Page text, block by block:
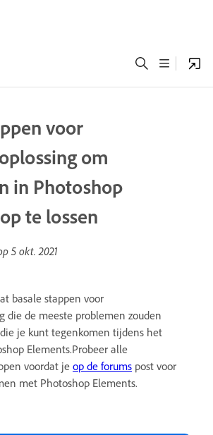
voor
om
in Photoshop
te lossen
5 okt. 2021
basale stappen voor
die de meeste problemen zouden
je kunt tegenkomen tijdens het
Elements.Probeer alle
voordat je op de forums post voor
met Photoshop Elements.